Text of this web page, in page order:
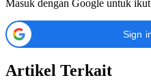
Masuk dengan Google untuk
Sign
Artikel Terkait